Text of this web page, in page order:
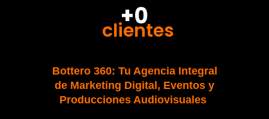
+0
clientes
Bottero 360: Tu Agencia Integral
de Marketing Digital, Eventos y
Producciones Audiovisuales